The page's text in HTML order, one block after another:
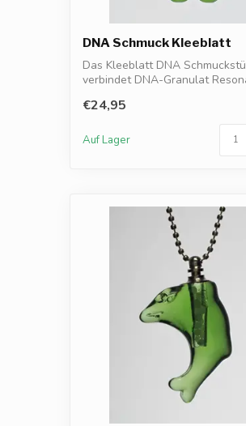
DNA Schmuck Kleeblatt
Das Kleeblatt DNA
verbindet DNA-Granulat
€24,95
Auf Lager